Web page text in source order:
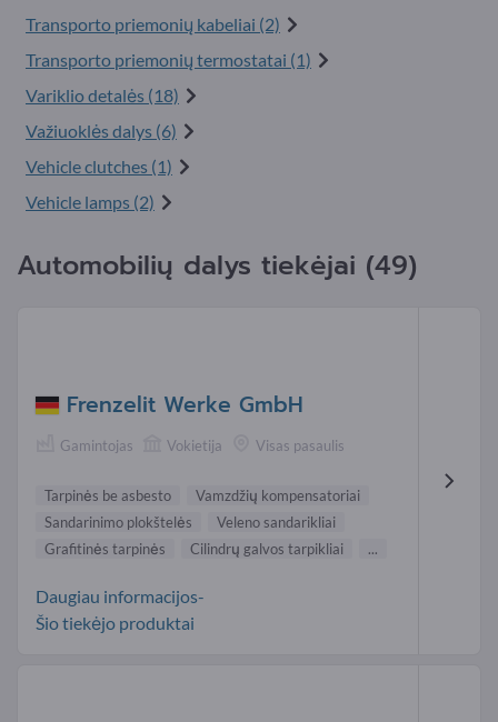
Transporto priemonių kabeliai (2)
Transporto priemonių termostatai (1)
Variklio detalės (18)
Važiuoklės dalys (6)
Vehicle clutches (1)
Vehicle lamps (2)
Automobilių dalys tiekėjai (49)
Frenzelit Werke GmbH
Gamintojas Vokietija Visas pasaulis
Tarpinės be asbesto
Vamzdžių kompensatoriai
Sandarinimo plokštelės
Veleno sandarikliai
Grafitinės tarpinės
Cilindrų galvos tarpikliai ...
Daugiau informacijos-
Šio tiekėjo produktai